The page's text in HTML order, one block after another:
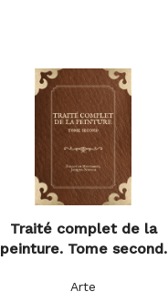
Traité complet de la
peinture. Tome second.
Arte